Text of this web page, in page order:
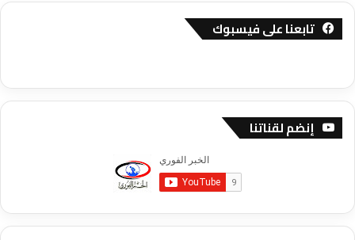
تابعنا على فيسبوك
إنضم لقناتنا